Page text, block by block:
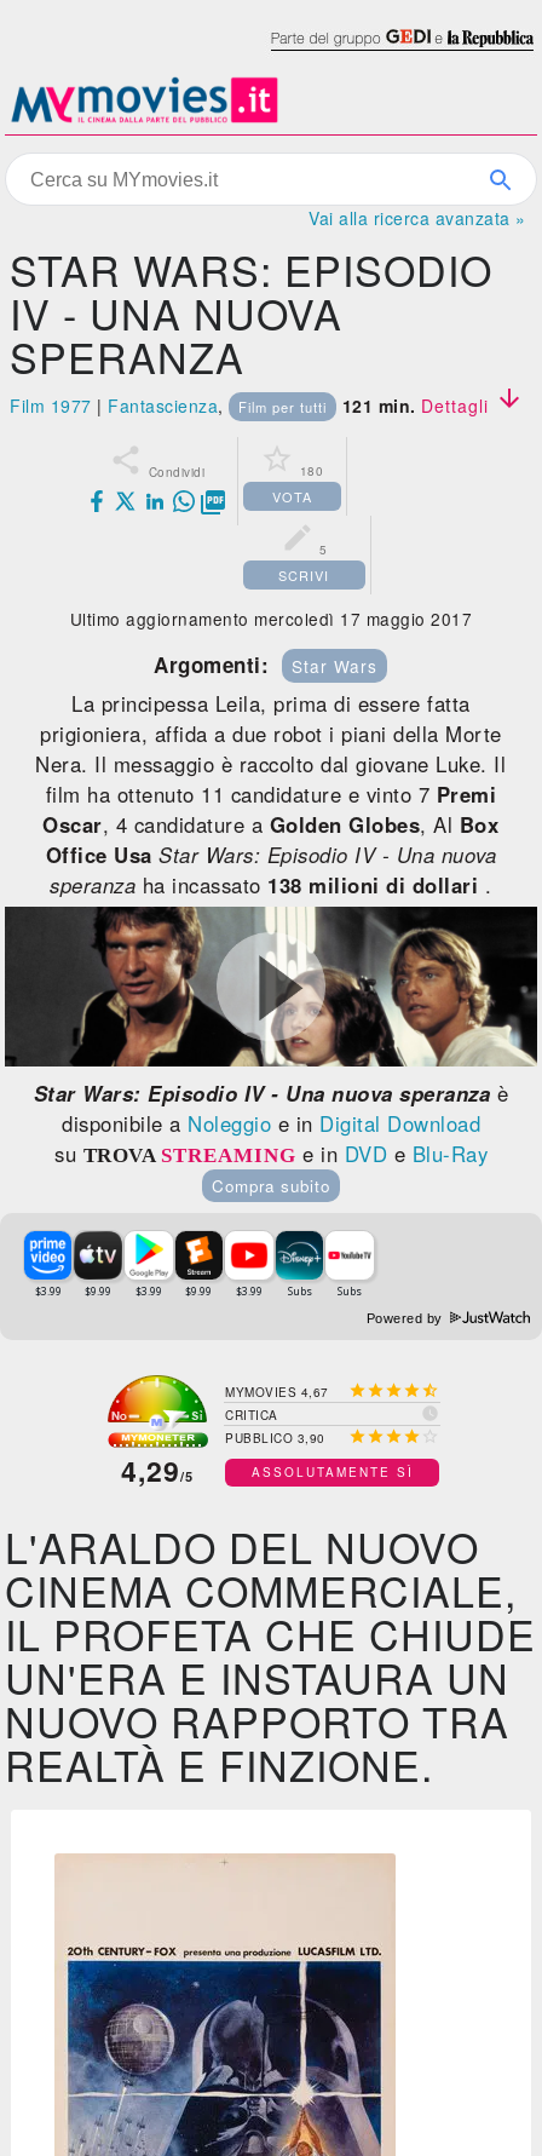
Vai alla ricerca avanzata »
STAR WARS: EPISODIO
IV - UNA NUOVA
SPERANZA
Film 1977 | Fantascienza, Film per tutti 121 min. Dettagli 
 Condividi

 180
VOTA
 5
SCRIVI
Ultimo aggiornamento mercoledì 17 maggio 2017
Argomenti: Star Wars
La principessa Leila, prima di essere fatta
prigioniera, affida a due robot i piani della Morte
Nera. Il messaggio è raccolto dal giovane Luke. Il
film ha ottenuto 11 candidature e vinto 7 Premi
Oscar, 4 candidature a Golden Globes, Al Box
Office Usa Star Wars: Episodio IV - Una nuova
speranza ha incassato 138 milioni di dollari .
Star Wars: Episodio IV - Una nuova speranza è
disponibile a Noleggio e in Digital Download
su TROVA STREAMING e in DVD e Blu-Ray
Compra subito
Powered by
4,29/5
MYMOVIES 4,67 
CRITICA 
PUBBLICO 3,90  
ASSOLUTAMENTE SÌ
L'ARALDO DEL NUOVO
CINEMA COMMERCIALE,
IL PROFETA CHE CHIUDE
UN'ERA E INSTAURA UN
NUOVO RAPPORTO TRA
REALTÀ E FINZIONE.